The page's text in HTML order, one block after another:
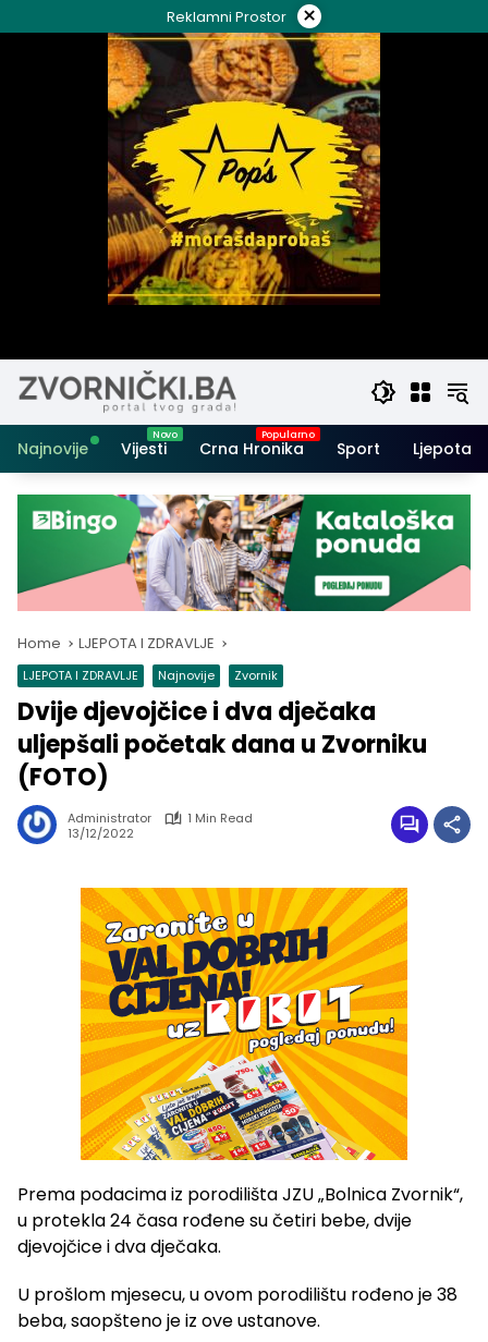
to
Reklamni Prostor ×
Najnovije Vijesti Crna Hronika Sport Ljepota i
Home LJEPOTA I ZDRAVLJE
LJEPOTA I ZDRAVLJE Najnovije Zvornik
Dvije djevojčice i dva dječaka
uljepšali početak dana u Zvorniku
(FOTO)
Administrator
1 Min Read
13/12/2022
Prema podacima iz porodilišta JZU „Bolnica Zvornik“,
u protekla 24 časa rođene su četiri bebe, dvije
djevojčice i dva dječaka.
U prošlom mjesecu, u ovom porodilištu rođeno je 38
beba, saopšteno je iz ove ustanove.